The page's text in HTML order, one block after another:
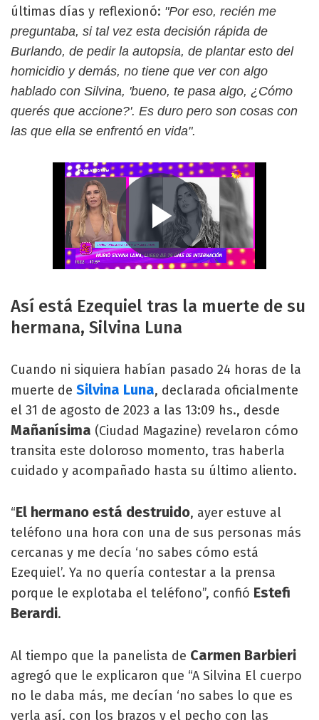
últimas días y reflexionó: "Por eso, recién me
preguntaba, si tal vez esta decisión rápida de
Burlando, de pedir la autopsia, de plantar esto del
homicidio y demás, no tiene que ver con algo
hablado con Silvina, 'bueno, te pasa algo, ¿Cómo
querés que accione?'. Es duro pero son cosas con
las que ella se enfrentó en vida".
Así está Ezequiel tras la muerte de su
hermana, Silvina Luna
Cuando ni siquiera habían pasado 24 horas de la
muerte de Silvina Luna, declarada oficialmente
el 31 de agosto de 2023 a las 13:09 hs., desde
Mañanísima (Ciudad Magazine) revelaron cómo
transita este doloroso momento, tras haberla
cuidado y acompañado hasta su último aliento.
“El hermano está destruido, ayer estuve al
teléfono una hora con una de sus personas más
cercanas y me decía ‘no sabes cómo está
Ezequiel’. Ya no quería contestar a la prensa
porque le explotaba el teléfono”, confió Estefi
Berardi.
Al tiempo que la panelista de Carmen Barbieri
agregó que le explicaron que “A Silvina El cuerpo
no le daba más, me decían ‘no sabes lo que es
verla así, con los brazos y el pecho con las